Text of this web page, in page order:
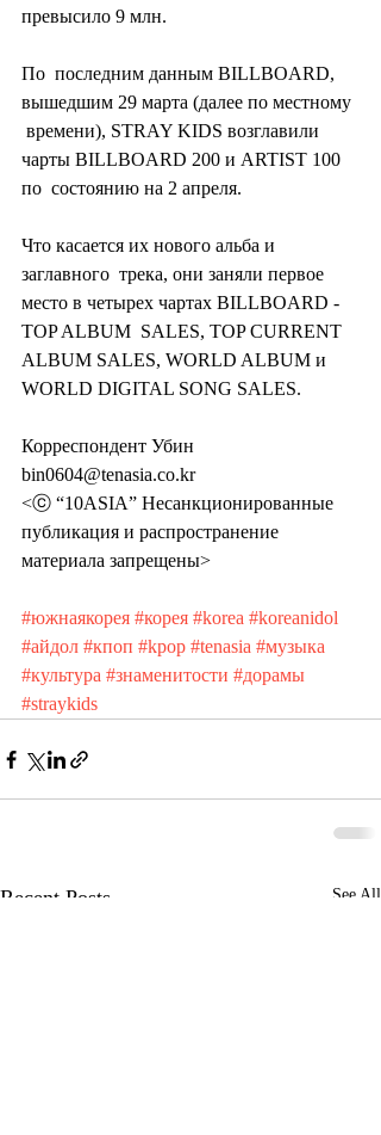
превысило 9 млн.
По  последним данным BILLBOARD,
вышедшим 29 марта (далее по местному
времени), STRAY KIDS возглавили
чарты BILLBOARD 200 и ARTIST 100
по  состоянию на 2 апреля.
Что касается их нового альба и
заглавного  трека, они заняли первое
место в четырех чартах BILLBOARD -
TOP ALBUM  SALES, TOP CURRENT
ALBUM SALES, WORLD ALBUM и
WORLD DIGITAL SONG SALES.
Корреспондент Убин
bin0604@tenasia.co.kr
<ⓒ “10ASIA” Несанкционированные
публикация и распространение
материала запрещены>
#южнаякорея #корея #korea #koreanidol
#айдол #кпоп #kpop #tenasia #музыка
#культура #знаменитости #дорамы
#straykids
Recent Posts See All